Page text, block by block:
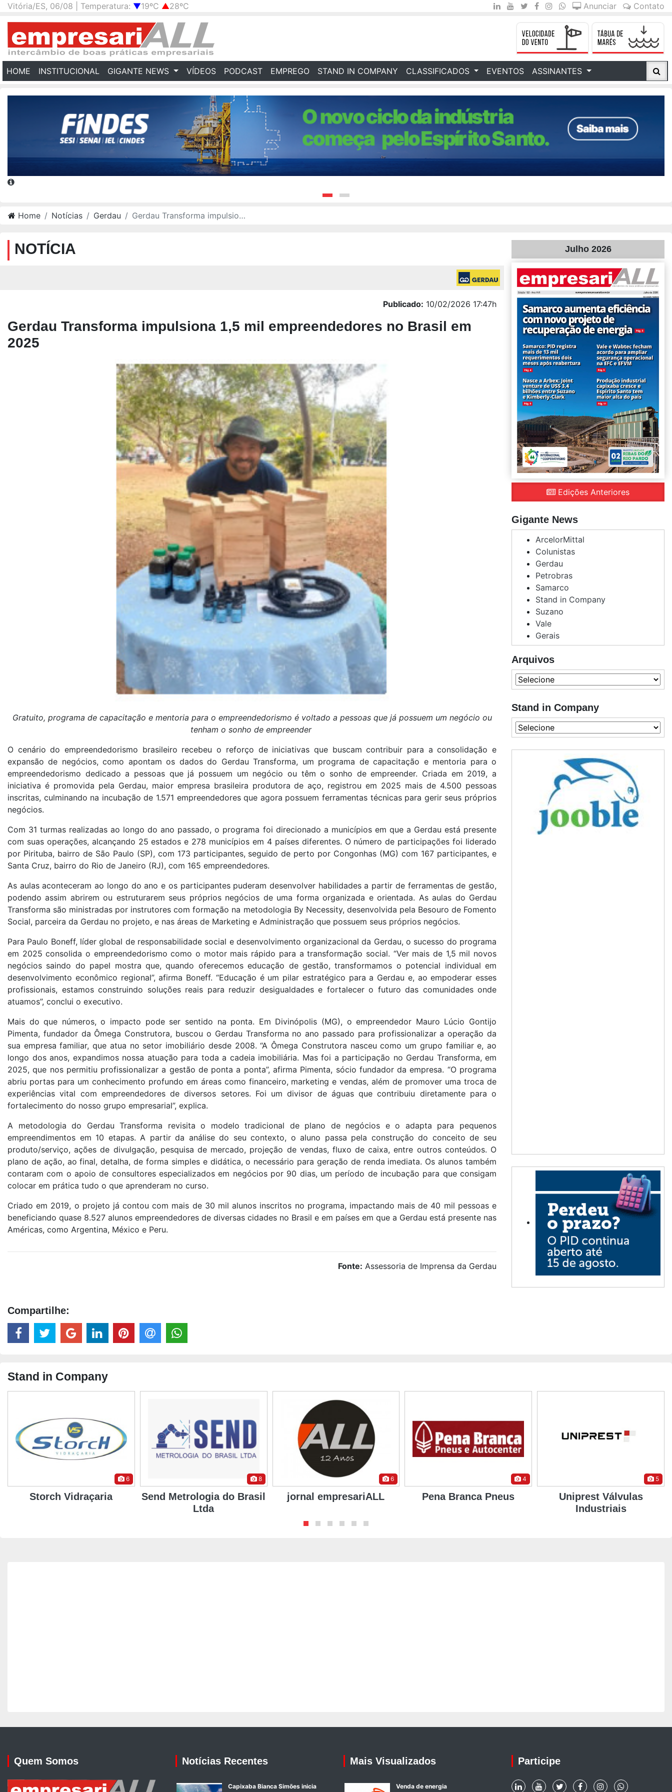
Vitória/ES, 06/08 | Temperatura: ▼19ºC ▲28ºC Anunciar Contato
HOME (CURRENT)
INSTITUCIONAL GIGANTE NEWS VÍDEOS PODCAST EMPREGO STAND IN COMPANY CLASSIFICADOS EVENTOS ASSINANTES
Home Notícias Gerdau Gerdau Transforma impulsiona 1,5 mil empreendedores no Brasil em 2025
NOTÍCIA
Publicado: 10/02/2026 17:47h
Gerdau Transforma impulsiona 1,5 mil empreendedores no Brasil em
2025
Gratuito, programa de capacitação e mentoria para o empreendedorismo é voltado a pessoas que já possuem um negócio ou
tenham o sonho de empreender
O cenário do empreendedorismo brasileiro recebeu o reforço de iniciativas que buscam contribuir para a consolidação e
expansão de negócios, como apontam os dados do Gerdau Transforma, um programa de capacitação e mentoria para o
empreendedorismo dedicado a pessoas que já possuem um negócio ou têm o sonho de empreender. Criada em 2019, a
iniciativa é promovida pela Gerdau, maior empresa brasileira produtora de aço, registrou em 2025 mais de 4.500 pessoas
inscritas, culminando na incubação de 1.571 empreendedores que agora possuem ferramentas técnicas para gerir seus próprios
negócios.
Com 31 turmas realizadas ao longo do ano passado, o programa foi direcionado a municípios em que a Gerdau está presente
com suas operações, alcançando 25 estados e 278 municípios em 4 países diferentes. O número de participações foi liderado
por Pirituba, bairro de São Paulo (SP), com 173 participantes, seguido de perto por Congonhas (MG) com 167 participantes, e
Santa Cruz, bairro do Rio de Janeiro (RJ), com 165 empreendedores.
As aulas aconteceram ao longo do ano e os participantes puderam desenvolver habilidades a partir de ferramentas de gestão,
podendo assim abrirem ou estruturarem seus próprios negócios de uma forma organizada e orientada. As aulas do Gerdau
Transforma são ministradas por instrutores com formação na metodologia By Necessity, desenvolvida pela Besouro de Fomento
Social, parceira da Gerdau no projeto, e nas áreas de Marketing e Administração que possuem seus próprios negócios.
Para Paulo Boneff, líder global de responsabilidade social e desenvolvimento organizacional da Gerdau, o sucesso do programa
em 2025 consolida o empreendedorismo como o motor mais rápido para a transformação social. “Ver mais de 1,5 mil novos
negócios saindo do papel mostra que, quando oferecemos educação de gestão, transformamos o potencial individual em
desenvolvimento econômico regional”, afirma Boneff. “Educação é um pilar estratégico para a Gerdau e, ao empoderar esses
profissionais, estamos construindo soluções reais para reduzir desigualdades e fortalecer o futuro das comunidades onde
atuamos”, conclui o executivo.
Mais do que números, o impacto pode ser sentido na ponta. Em Divinópolis (MG), o empreendedor Mauro Lúcio Gontijo
Pimenta, fundador da Ômega Construtora, buscou o Gerdau Transforma no ano passado para profissionalizar a operação da
sua empresa familiar, que atua no setor imobiliário desde 2008. “A Ômega Construtora nasceu como um grupo familiar e, ao
longo dos anos, expandimos nossa atuação para toda a cadeia imobiliária. Mas foi a participação no Gerdau Transforma, em
2025, que nos permitiu profissionalizar a gestão de ponta a ponta”, afirma Pimenta, sócio fundador da empresa. “O programa
abriu portas para um conhecimento profundo em áreas como financeiro, marketing e vendas, além de promover uma troca de
experiências vital com empreendedores de diversos setores. Foi um divisor de águas que contribuiu diretamente para o
fortalecimento do nosso grupo empresarial”, explica.
A metodologia do Gerdau Transforma revisita o modelo tradicional de plano de negócios e o adapta para pequenos
empreendimentos em 10 etapas. A partir da análise do seu contexto, o aluno passa pela construção do conceito de seu
produto/serviço, ações de divulgação, pesquisa de mercado, projeção de vendas, fluxo de caixa, entre outros conteúdos. O
plano de ação, ao final, detalha, de forma simples e didática, o necessário para geração de renda imediata. Os alunos também
contaram com o apoio de consultores especializados em negócios por 90 dias, um período de incubação para que consigam
colocar em prática tudo o que aprenderam no curso.
Criado em 2019, o projeto já contou com mais de 30 mil alunos inscritos no programa, impactando mais de 40 mil pessoas e
beneficiando quase 8.527 alunos empreendedores de diversas cidades no Brasil e em países em que a Gerdau está presente nas
Américas, como Argentina, México e Peru.
Fonte: Assessoria de Imprensa da Gerdau
Compartilhe:
Julho 2026
Edições Anteriores
Gigante News
ArcelorMittal
Colunistas
Gerdau
Petrobras
Samarco
Stand in Company
Suzano
Vale
Gerais
Arquivos
Stand in Company
Stand in Company
8
Send Metrologia do Brasil
6
jornal empresariALL
4
Pena Branca Pneus
5
Uniprest Válvulas
8
Casa das Válvulas
Quem Somos Notícias Recentes
Capixaba Bianca Simões inicia
Mais Visualizados
Venda de energia
Participe